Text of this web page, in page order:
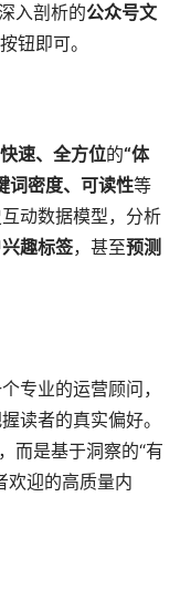
入剖析的公众号文
按钮即可。
快速、全方位的“体
词密度、可读性等
动数据模型，分析
趣标签，甚至预测
专业的运营顾问，
读者的真实偏好。
而是基于洞察的“有
欢迎的高质量内